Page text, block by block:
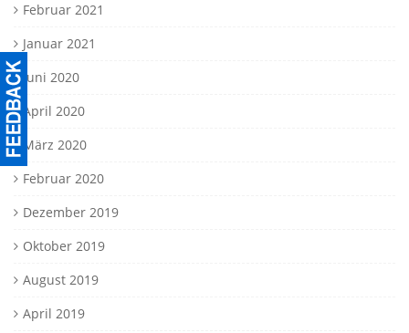
Februar 2021
Januar 2021
Juni 2020
April 2020
März 2020
Februar 2020
Dezember 2019
Oktober 2019
August 2019
April 2019